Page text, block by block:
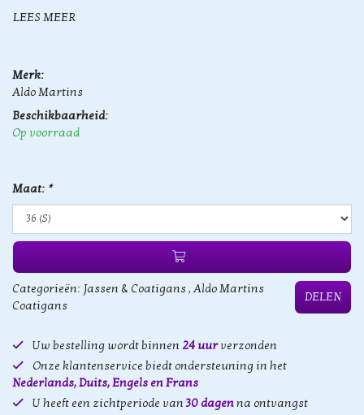
LEES MEER
Merk:
Aldo Martins
Beschikbaarheid:
Op voorraad
Maat: *
Categorieën: Jassen & Coatigans, Aldo Martins
Coatigans
DELEN
Uw bestelling wordt binnen 24 uurverzonden
Onze klantenservice biedt ondersteuning in het
Nederlands, Duits, Engels en Frans
U heeft een zichtperiode van30 dagenna ontvangst